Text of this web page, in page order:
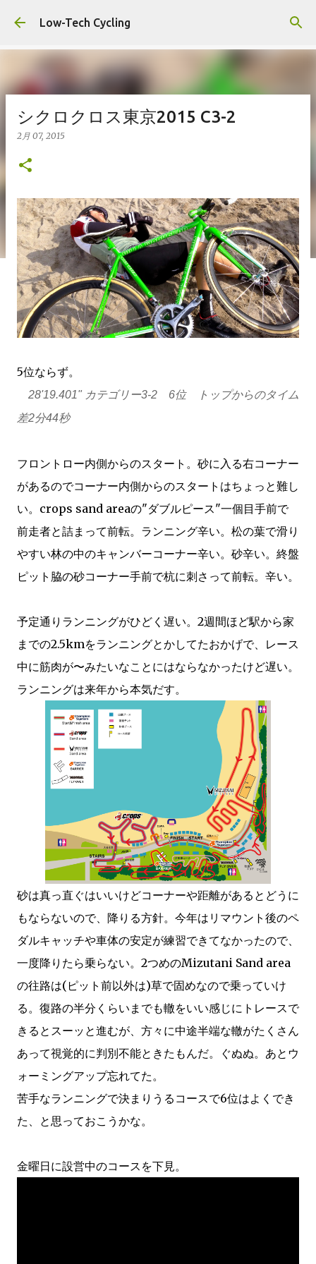
スキップしてメイン コンテンツに移動
Low-Tech Cycling
シクロクロス東京2015 C3-2
2月 07, 2015
5位ならず。
28'19.401" カテゴリー3-2 6位 トップからのタイム
差2分44秒
フロントロー内側からのスタート。砂に入る右コーナー
があるのでコーナー内側からのスタートはちょっと難し
い。crops sand areaの"ダブルピース"一個目手前で
前走者と詰まって前転。ランニング辛い。松の葉で滑り
やすい林の中のキャンバーコーナー辛い。砂辛い。終盤
ピット脇の砂コーナー手前で杭に刺さって前転。辛い。
予定通りランニングがひどく遅い。2週間ほど駅から家
までの2.5kmをランニングとかしてたおかげで、レース
中に筋肉が〜みたいなことにはならなかったけど遅い。
ランニングは来年から本気だす。
砂は真っ直ぐはいいけどコーナーや距離があるとどうに
もならないので、降りる方針。今年はリマウント後のペ
ダルキャッチや車体の安定が練習できてなかったので、
一度降りたら乗らない。2つめのMizutani Sand area
の往路は(ピット前以外は)草で固めなので乗っていけ
る。復路の半分くらいまでも轍をいい感じにトレースで
きるとスーッと進むが、方々に中途半端な轍がたくさん
あって視覚的に判別不能ときたもんだ。ぐぬぬ。あとウ
ォーミングアップ忘れてた。
苦手なランニングで決まりうるコースで6位はよくでき
た、と思っておこうかな。
金曜日に設営中のコースを下見。